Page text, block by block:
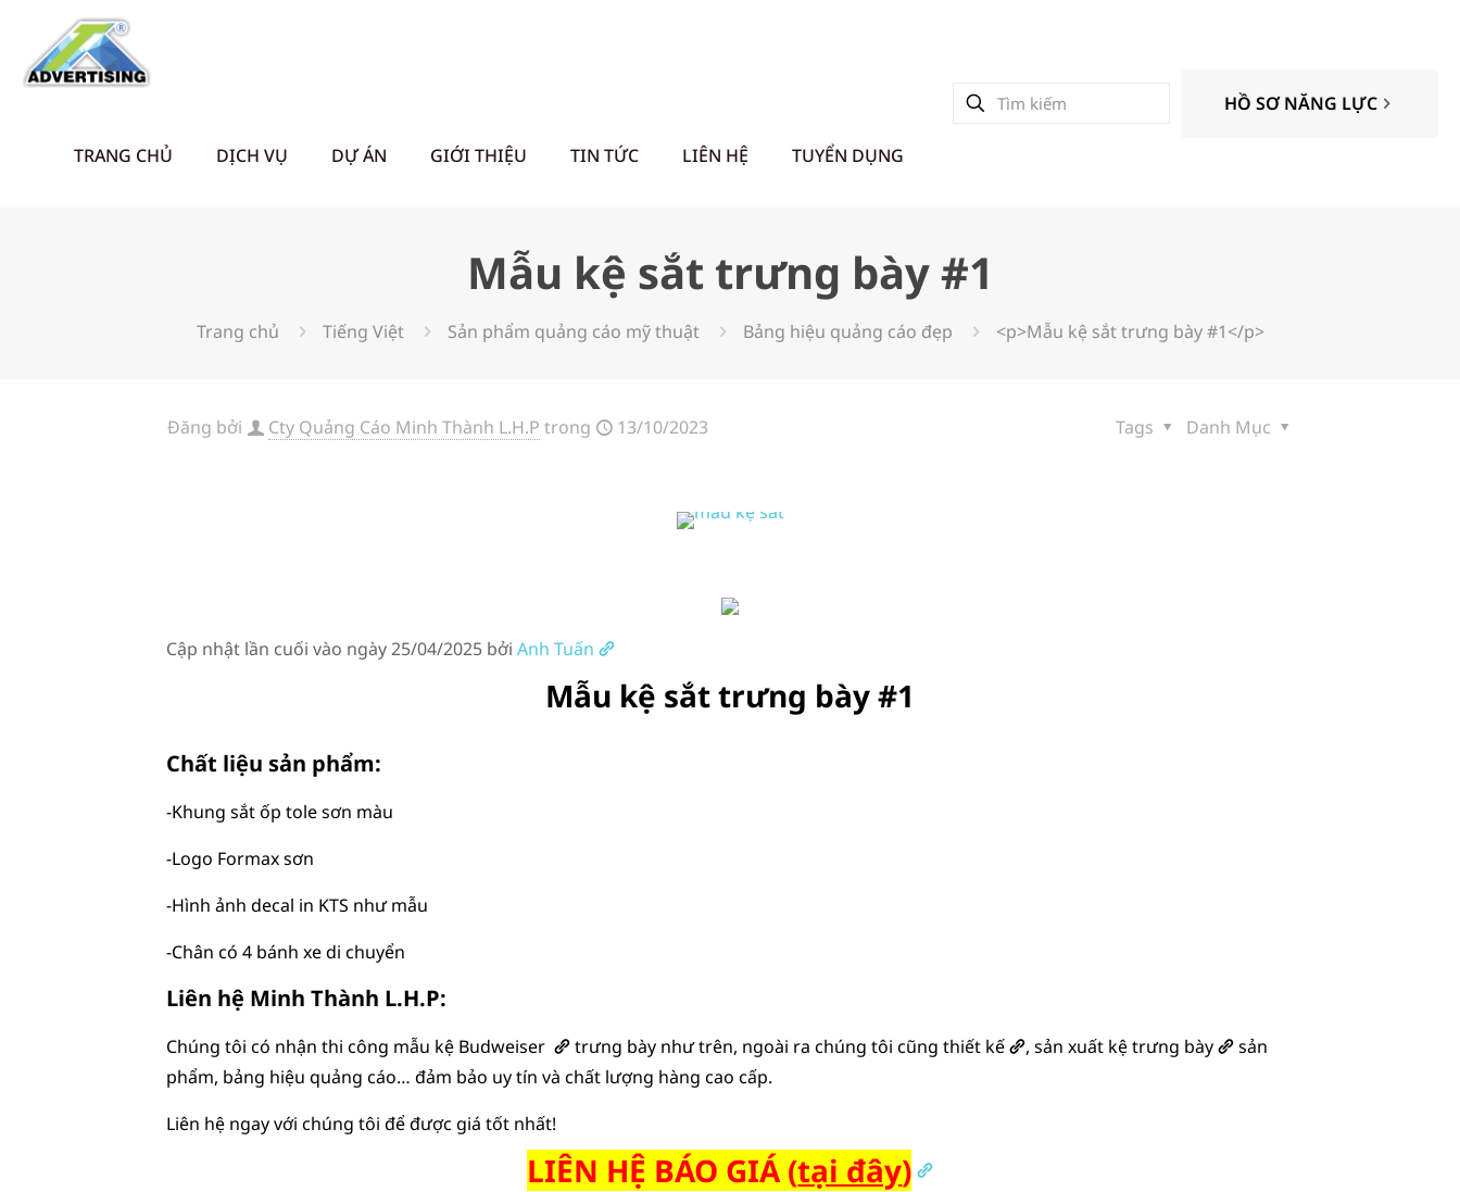
TRANG CHỦ DỊCH VỤ DỰ ÁN GIỚI THIỆU TIN TỨC LIÊN HỆ TUYỂN DỤNG
HỒ SƠ NĂNG LỰC
Mẫu kệ sắt trưng bày #1
Trang chủ Tiếng Việt Sản phẩm quảng cáo mỹ thuật Bảng hiệu quảng cáo đẹp <p>Mẫu kệ sắt trưng bày #1</p>
Đăng bởi Cty Quảng Cáo Minh Thành L.H.P trong 13/10/2023 Danh Mục
Tags
Cập nhật lần cuối vào ngày 25/04/2025 bởi Anh Tuấn
Mẫu kệ sắt trưng bày #1
Chất liệu sản phẩm:
-Khung sắt ốp tole sơn màu
-Logo Formax sơn
-Hình ảnh decal in KTS như mẫu
-Chân có 4 bánh xe di chuyển
Liên hệ Minh Thành L.H.P:
Chúng tôi có nhận thi công mẫu kệ Budweiser trưng bày như trên, ngoài ra chúng tôi cũng thiết kế , sản xuất kệ trưng bày
sản
phẩm, bảng hiệu quảng cáo… đảm bảo uy tín và chất lượng hàng cao cấp.
Liên hệ ngay với chúng tôi để được giá tốt nhất!
LIÊN HỆ BÁO GIÁ (tại đây)